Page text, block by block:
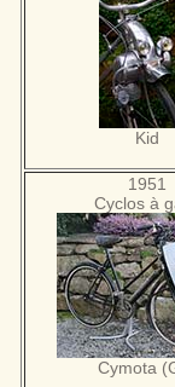
Kid
1951
Cyclos à
Cymota